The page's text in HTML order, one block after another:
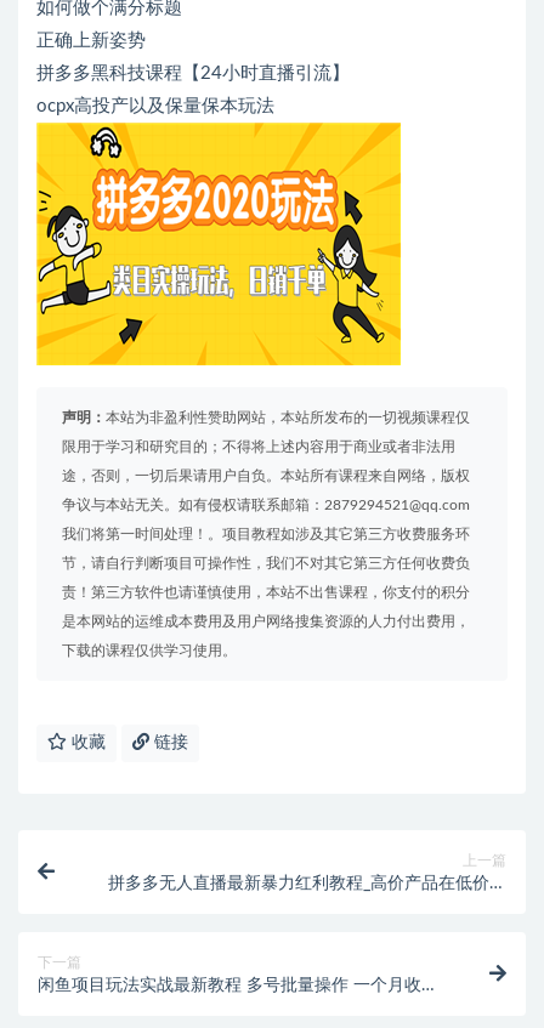
如何做个满分标题
正确上新姿势
拼多多黑科技课程【24小时直播引流】
ocpx高投产以及保量保本玩法
声明： 本站为非盈利性赞助网站，本站所发布的一切视频课程仅
限用于学习和研究目的；不得将上述内容用于商业或者非法用
途，否则，一切后果请用户自负。本站所有课程来自网络，版权
争议与本站无关。如有侵权请联系邮箱：2879294521@qq.com
我们将第一时间处理！。项目教程如涉及其它第三方收费服务环
节，请自行判断项目可操作性，我们不对其它第三方任何收费负
责！第三方软件也请谨慎使用，本站不出售课程，你支付的积分
是本网站的运维成本费用及用户网络搜集资源的人力付出费用，
下载的课程仅供学习使用。
收藏 链接
上一篇
拼多多无人直播最新暴力红利教程_高价产品在低价池
下一篇
闲鱼项目玩法实战最新教程 多号批量操作 一个月收益